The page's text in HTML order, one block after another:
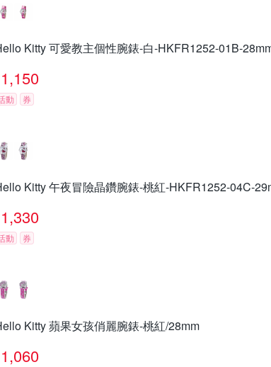
Kitty 可愛教主個性腕錶-白-HKFR1252-01B-
1,150
動 券
Kitty 午夜冒險晶鑽腕錶-桃紅-HKFR1252-04C-
1,330
動 券
Kitty 蘋果女孩俏麗腕錶-桃紅/28mm
1,060